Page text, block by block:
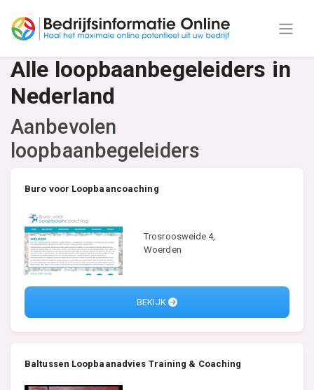
Alle loopbaanbegeleiders in
Nederland
Aanbevolen
loopbaanbegeleiders
Buro voor Loopbaancoaching
Trosroosweide 4,
Woerden
BEKIJK
Baltussen Loopbaanadvies Training & Coaching